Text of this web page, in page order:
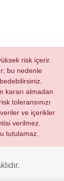
risk içerir.
bu nedenle
kararı almadan
toleransınızı
ve içerikler
verilmez.
tutulamaz.